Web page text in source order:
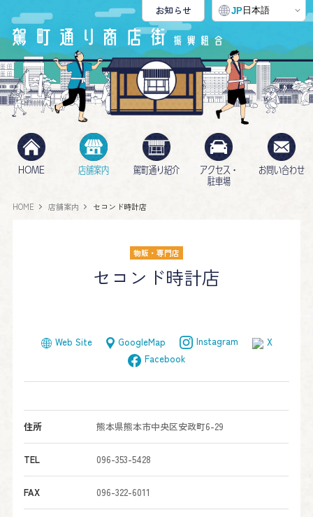
HOME 店舗案内 駕町通り紹介
アクセス・
駐車場
お問い合わせ
お知らせ JP 日本語
HOME 店舗案内 セコンド時計店
物販・専門店
セコンド時計店
Web Site GoogleMap Instagram
X
Facebook
住所 熊本県熊本市中央区安政町6-29
TEL 096-353-5428
FAX 096-322-6011